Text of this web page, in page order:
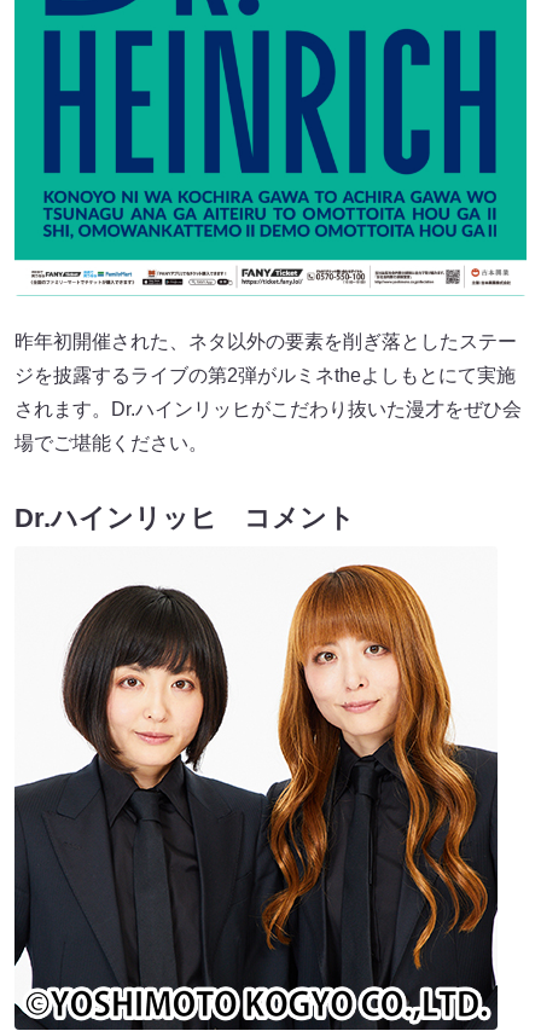
昨年初開催された、ネタ以外の要素を削ぎ落としたステー
ジを披露するライブの第2弾がルミネtheよしもとにて実施
されます。Dr.ハインリッヒがこだわり抜いた漫才をぜひ会
場でご堪能ください。
Dr.ハインリッヒ コメント